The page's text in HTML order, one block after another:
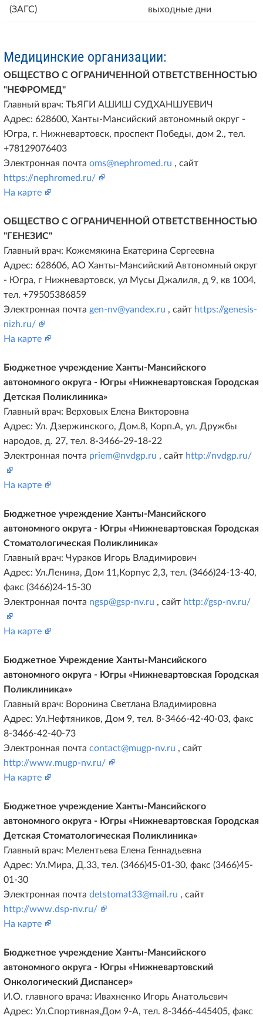
(ЗАГС)
выходные дни
Медицинские организации:
ОБЩЕСТВО С ОГРАНИЧЕННОЙ ОТВЕТСТВЕННОСТЬЮ
"НЕФРОМЕД"
Главный врач: ТЬЯГИ АШИШ СУДХАНШУЕВИЧ
Адрес: 628600, Ханты-Мансийский автономный округ -
Югра, г. Нижневартовск, проспект Победы, дом 2., тел.
+78129076403
Электронная почта oms@nephromed.ru , сайт
https://nephromed.ru/
На карте
ОБЩЕСТВО С ОГРАНИЧЕННОЙ ОТВЕТСТВЕННОСТЬЮ
"ГЕНЕЗИС"
Главный врач: Кожемякина Екатерина Сергеевна
Адрес: 628606, АО Ханты-Мансийский Автономный округ
- Югра, г Нижневартовск, ул Мусы Джалиля, д 9, кв 1004,
тел. +79505386859
Электронная почта gen-nv@yandex.ru , сайт https://genesis-
nizh.ru/
На карте
Бюджетное учреждение Ханты-Мансийского
автономного округа - Югры «Нижневартовская Городская
Детская Поликлиника»
Главный врач: Верховых Елена Викторовна
Адрес: Ул. Дзержинского, Дом.8, Корп.А, ул. Дружбы
народов, д. 27, тел. 8-3466-29-18-22
Электронная почта priem@nvdgp.ru , сайт http://nvdgp.ru/
На карте
Бюджетное учреждение Ханты-Мансийского
автономного округа - Югры «Нижневартовская Городская
Стоматологическая Поликлиника»
Главный врач: Чураков Игорь Владимирович
Адрес: Ул.Ленина, Дом 11,Корпус 2,3, тел. (3466)24-13-40,
факс (3466)24-15-30
Электронная почта ngsp@gsp-nv.ru , сайт http://gsp-nv.ru/
На карте
Бюджетное Учреждение Ханты-Мансийского
автономного округа - Югры «Нижневартовская Городская
Поликлиника»»
Главный врач: Воронина Светлана Владимировна
Адрес: Ул.Нефтяников, Дом 9, тел. 8-3466-42-40-03, факс
8-3466-42-40-73
Электронная почта contact@mugp-nv.ru , сайт
http://www.mugp-nv.ru/
На карте
Бюджетное учреждение Ханты-Мансийского
автономного округа - Югры «Нижневартовская Городская
Детская Стоматологическая Поликлиника»
Главный врач: Мелентьева Елена Геннадьевна
Адрес: Ул.Мира, Д.33, тел. (3466)45-01-30, факс (3466)45-
01-30
Электронная почта detstomat33@mail.ru , сайт
http://www.dsp-nv.ru/
На карте
Бюджетное учреждение Ханты-Мансийского
автономного округа - Югры «Нижневартовский
Онкологический Диспансер»
И.О. главного врача: Ивахненко Игорь Анатольевич
Адрес: Ул.Спортивная,Дом 9-А, тел. 8-3466-445405, факс